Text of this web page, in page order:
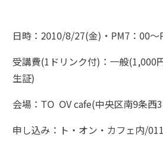
日時：2010/8/27(金)・PM7：00～
受講費(1ドリンク付)：一般(1,000
生証)
会場：TO OV cafe(中央区南9条西
申し込み：ト・オン・カフェ内/